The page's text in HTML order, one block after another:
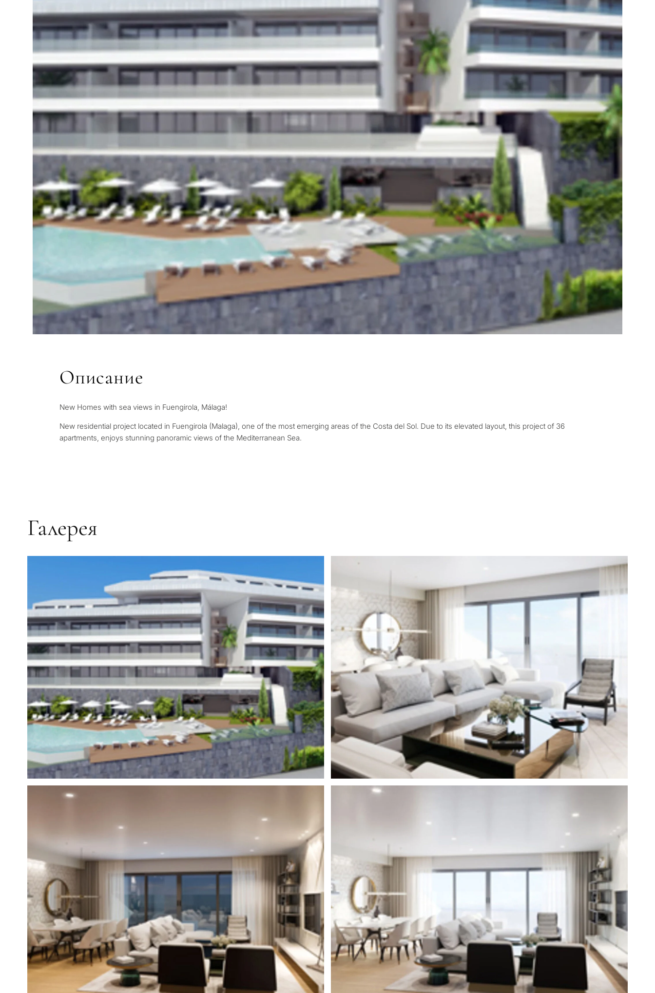
Описание
New Homes with sea views in Fuengirola, Málaga!
New residential project located in Fuengirola (Malaga), one of the most emerging areas of the Costa del Sol. Due to its elevated layout, this project of 36
apartments, enjoys stunning panoramic views of the Mediterranean Sea.
Галерея
Персональная подборка
недвижимости в
Марбелье
бюджета, целей и юридических нюансов
Без обязательств • Конфиденциально • Под ваш
запрос
С какой целью вы
рассматриваете недвижимость в
Марбелье?
Консультация
✓Без спама и рекламы
✓
Только 1 экспертный ответ
ЗАПРОСИТЬ КОНСУЛЬТАЦИЮ